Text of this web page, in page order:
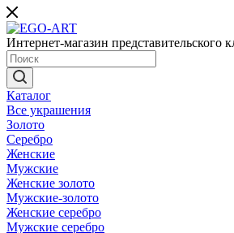
Интернет-магазин представительского
Каталог
Все украшения
Золото
Серебро
Женские
Мужские
Женские золото
Мужские-золото
Женские серебро
Мужские серебро